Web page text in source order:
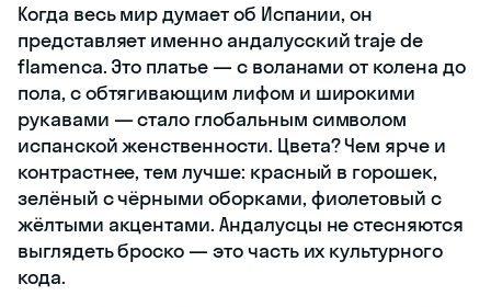
Когда весь мир думает об Испании, он
представляет именно андалусский traje de
flamenca. Это платье — с воланами от колена до
пола, с обтягивающим лифом и широкими
рукавами — стало глобальным символом
испанской женственности. Цвета? Чем ярче и
контрастнее, тем лучше: красный в горошек,
зелёный с чёрными оборками, фиолетовый с
жёлтыми акцентами. Андалусцы не стесняются
выглядеть броско — это часть их культурного
кода.